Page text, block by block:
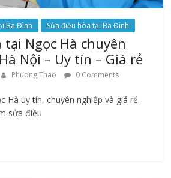
Ba Đình Sửa điều hòa tại Ba Đình
Ngọc Hà chuyên
Nội – Uy tín – Giá rẻ
Phuong Thao 0 Comments
Hà uy tín, chuyên nghiệp và giá rẻ.
sửa điều